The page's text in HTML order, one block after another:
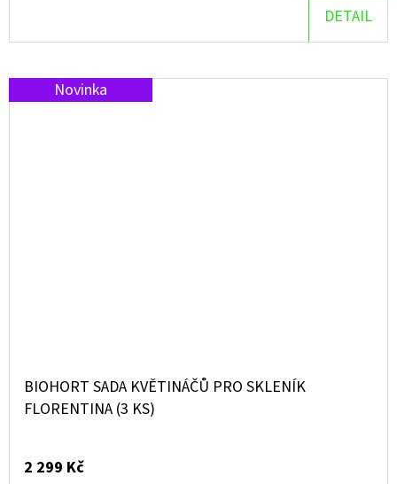
DETAIL
Novinka
BIOHORT SADA KVĚTINÁČŮ PRO SKLENÍK
FLORENTINA (3 KS)
2 299 Kč